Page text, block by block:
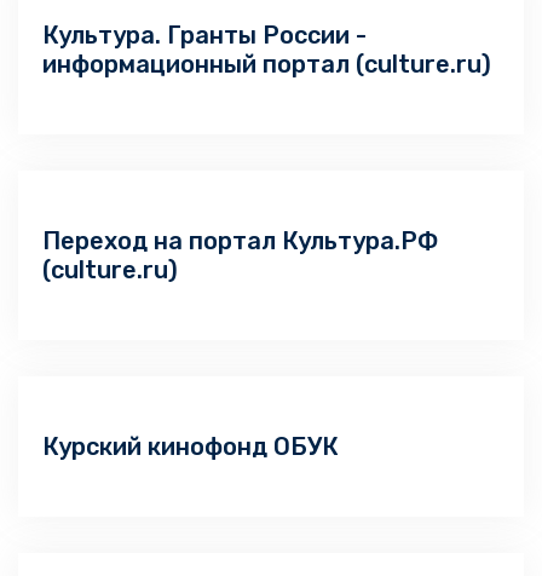
Культура. Гранты России -
информационный портал (culture.ru)
Переход на портал Культура.РФ
(culture.ru)
Курский кинофонд ОБУК